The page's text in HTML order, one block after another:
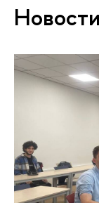
Новости